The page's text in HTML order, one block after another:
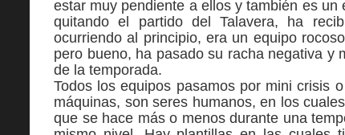
estar muy pendiente a ellos y también es
quitando el partido del Talavera, ha
ocurriendo al principio, era un equipo
pero bueno, ha pasado su racha negativa y
de la temporada.
Todos los equipos pasamos por mini crisis
máquinas, son seres humanos, en los
que se hace más o menos durante una